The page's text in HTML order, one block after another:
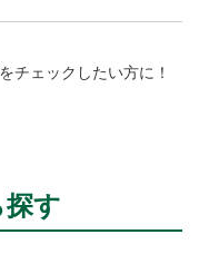
チェックしたい方に！
す